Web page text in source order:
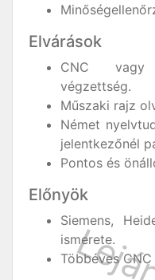
Elvárások
CNC vagy
végzettség.
Műszaki rajz
Német
jelentkezőnél
Pontos és
Előnyök
Siemens,
ismerete.
Többéves